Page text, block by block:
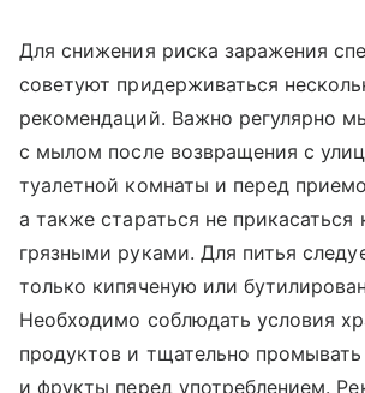
Для снижения риска заражения
советуют придерживаться
рекомендаций. Важно регулярно
с мылом после возвращения с
туалетной комнаты и перед
а также стараться не прикасаться
грязными руками. Для питья
только кипяченую или
Необходимо соблюдать условия
продуктов и тщательно
и фрукты перед употреблением.